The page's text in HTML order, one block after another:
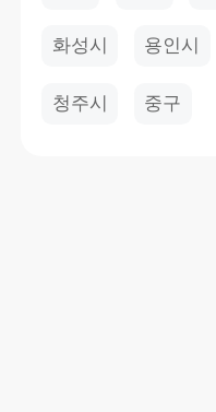
화성시 용인시
청주시 중구